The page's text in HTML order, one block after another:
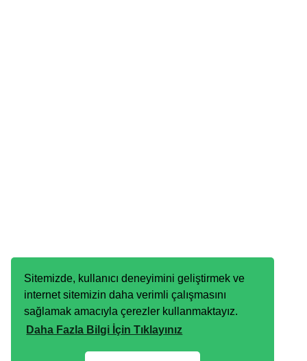
Sitemizde, kullanıcı deneyimini geliştirmek ve
internet sitemizin daha verimli çalışmasını
sağlamak amacıyla çerezler kullanmaktayız.
Daha Fazla Bilgi İçin Tıklayınız